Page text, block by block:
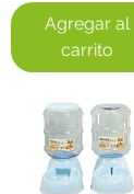
Agregar al
carrito